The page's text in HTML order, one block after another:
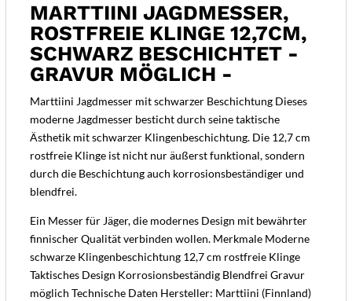
MARTTIINI JAGDMESSER,
ROSTFREIE KLINGE 12,7CM,
SCHWARZ BESCHICHTET -
GRAVUR MÖGLICH -
Marttiini Jagdmesser mit schwarzer Beschichtung Dieses
moderne Jagdmesser besticht durch seine taktische
Ästhetik mit schwarzer Klingenbeschichtung. Die 12,7 cm
rostfreie Klinge ist nicht nur äußerst funktional, sondern
durch die Beschichtung auch korrosionsbeständiger und
blendfrei.
Ein Messer für Jäger, die modernes Design mit bewährter
finnischer Qualität verbinden wollen. Merkmale Moderne
schwarze Klingenbeschichtung 12,7 cm rostfreie Klinge
Taktisches Design Korrosionsbeständig Blendfrei Gravur
möglich Technische Daten Hersteller: Marttiini (Finnland)